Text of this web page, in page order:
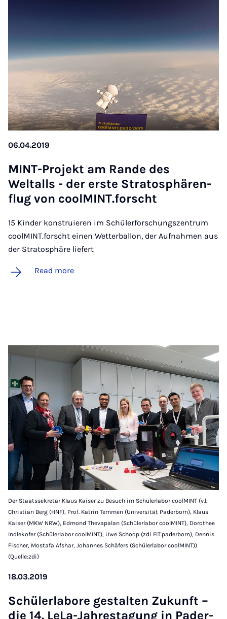
06.04.2019
MINT-Pro­jekt am Rande des
Weltalls - der er­ste Stra­to­sphären­
flug von cool­MINT.forscht
15 Kinder konstruieren im Schülerforschungszentrum
coolMINT.forscht einen Wetterballon, der Aufnahmen aus
der Stratosphäre liefert
Read more
Der Staatssekretär Klaus Kaiser zu Besuch im Schülerlabor coolMINT (v.l.
Christian Berg (HNF), Prof. Katrin Temmen (Universität Paderborn), Klaus
Kaiser (MKW NRW), Edmond Thevapalan (Schülerlabor coolMINT), Dorothee
Indlekofer (Schülerlabor coolMINT), Uwe Schoop (zdi FIT.paderborn), Dennis
Fischer, Mostafa Afshar, Johannes Schäfers (Schülerlabor coolMINT))
(Quelle:zdi)
18.03.2019
Schüler­labore gestal­ten Zukun­ft –
die 14. LeLa-Jahresta­gung in Pader­